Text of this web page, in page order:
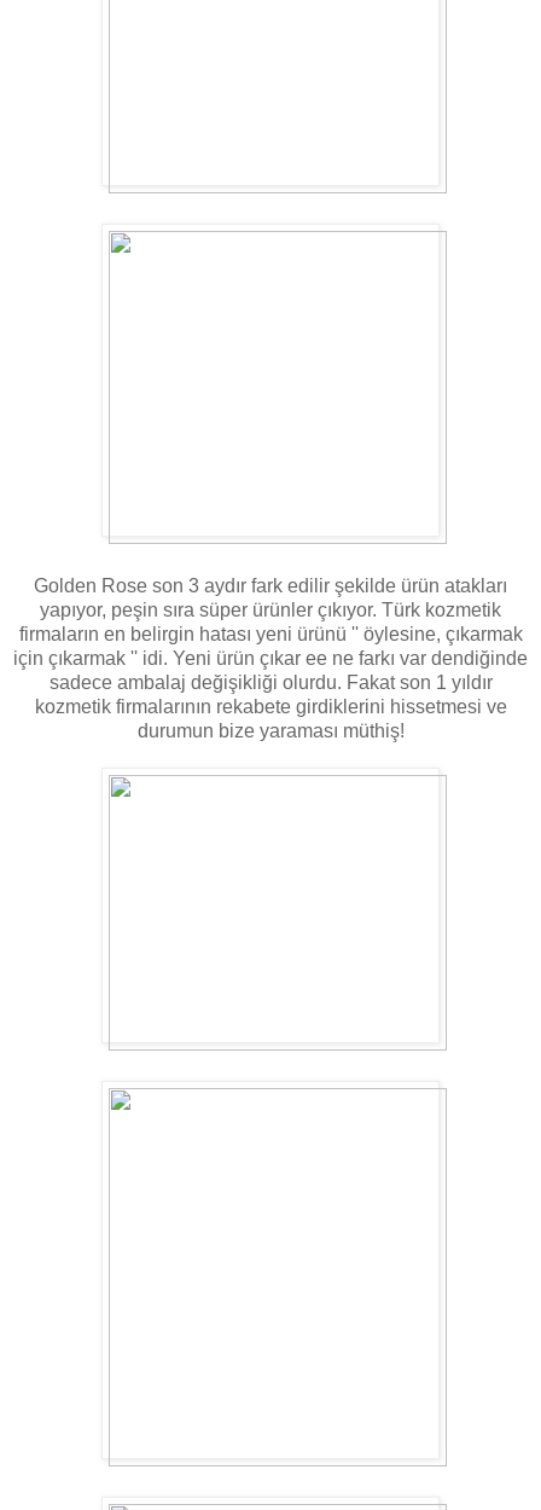
Golden Rose son 3 aydır fark edilir şekilde ürün atakları
yapıyor, peşin sıra süper ürünler çıkıyor. Türk kozmetik
firmaların en belirgin hatası yeni ürünü '' öylesine, çıkarmak
için çıkarmak '' idi. Yeni ürün çıkar ee ne farkı var dendiğinde
sadece ambalaj değişikliği olurdu. Fakat son 1 yıldır
kozmetik firmalarının rekabete girdiklerini hissetmesi ve
durumun bize yaraması müthiş!